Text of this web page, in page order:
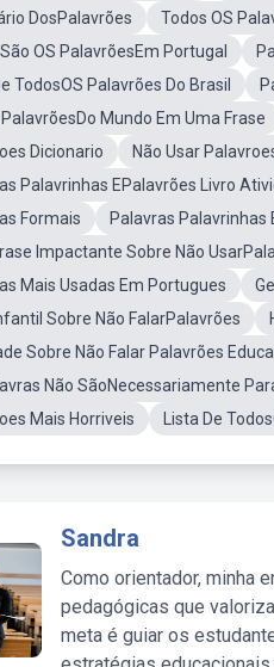
DosPalavrões
Todos OS
OS PalavrõesEm Portugal
TodosOS Palavrões Do Brasil
Mundo Em Uma Frase
Dicionario
Não Usar
Palavrinhas EPalavrões Livro
Formais
Palavras Palavrinhas
Impactante Sobre Não
Mais Usadas Em Portugues
Sobre Não FalarPalavrões
Sobre Não Falar Palavrões
Não SãoNecessariamente
Mais Horriveis
Lista De
Sandra
Como orientador, minha
pedagógicas que
meta é guiar os